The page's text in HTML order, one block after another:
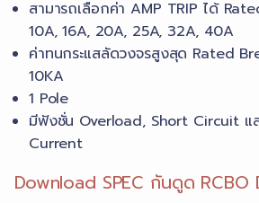
สามารถเลือกค่า AMP TRIP ได้
10A, 16A, 20A, 25A, 32A, 40A
ค่าทนกระแสลัดวงจรสูงสุด Rated
10KA
1 Pole
มีฟังชั่น Overload, Short Circuit แ
Current
Download SPEC กันดูด RCBO